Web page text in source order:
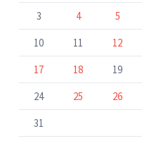
3
4 5
10
11 12
17
18 19
24
25 26
31